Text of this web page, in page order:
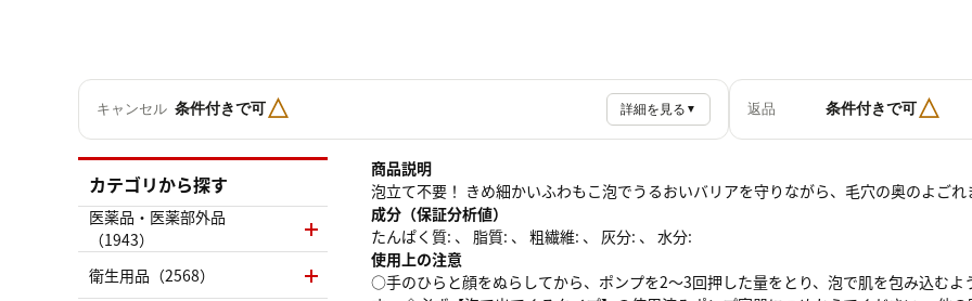
キャンセル 条件付きで可△ 詳細を見る ▼ 返品 条件付きで可△
商品説明
泡立て不要！ きめ細かいふわもこ泡でうるおいバリアを守りながら、毛穴の奥のよご
成分（保証分析値）
たんぱく質: 、 脂質: 、 粗繊維: 、 灰分: 、 水分:
使用上の注意
○手のひらと顔をぬらしてから、ポンプを2～3回押した量をとり、泡で肌を包み込む
カテゴリから探す
医薬品・医薬部外品
（1943）
衛生用品（2568）